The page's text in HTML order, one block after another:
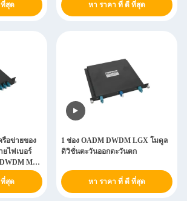
ที่สุด หา ราคา ที่ ดี ที่สุด
รือข่ายของ
ไฟเบอร์
Mux
บการขยาย
ที่สุด
1 ช่อง OADM DWDM LGX โมดูล
ดิวิชั่นตะวันออกตะวันตก
หา ราคา ที่ ดี ที่สุด